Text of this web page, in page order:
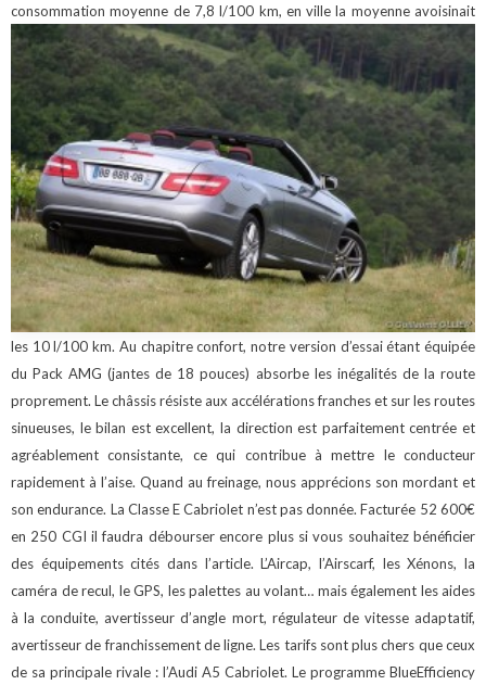
consommation moyenne de 7,8 l/100 km, en ville la moyenne avoisinait
les 10 l/100 km. Au chapitre confort, notre version d’essai étant équipée
du Pack AMG (jantes de 18 pouces) absorbe les inégalités de la route
proprement. Le châssis résiste aux accélérations franches et sur les routes
sinueuses, le bilan est excellent, la direction est parfaitement centrée et
agréablement consistante, ce qui contribue à mettre le conducteur
rapidement à l’aise. Quand au freinage, nous apprécions son mordant et
son endurance. La Classe E Cabriolet n’est pas donnée. Facturée 52 600€
en 250 CGI il faudra débourser encore plus si vous souhaitez bénéficier
des équipements cités dans l’article. L’Aircap, l’Airscarf, les Xénons, la
caméra de recul, le GPS, les palettes au volant… mais également les aides
à la conduite, avertisseur d’angle mort, régulateur de vitesse adaptatif,
avertisseur de franchissement de ligne.Les tarifs sont plus chers que ceux
de sa principale rivale : l’Audi A5 Cabriolet. Le programme BlueEfficiency